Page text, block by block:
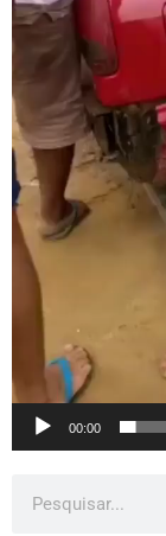
00:00